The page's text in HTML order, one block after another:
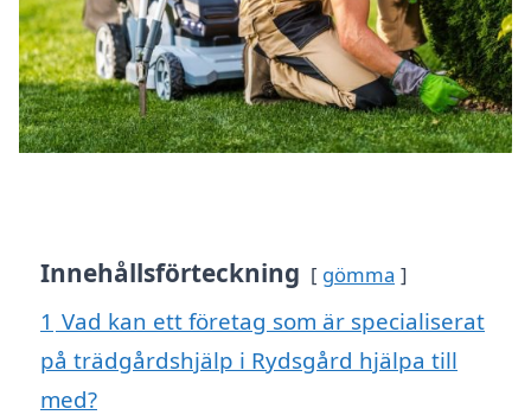
Innehållsförteckning gömma
1 Vad kan ett företag som är specialiserat
på trädgårdshjälp i Rydsgård hjälpa till
med?